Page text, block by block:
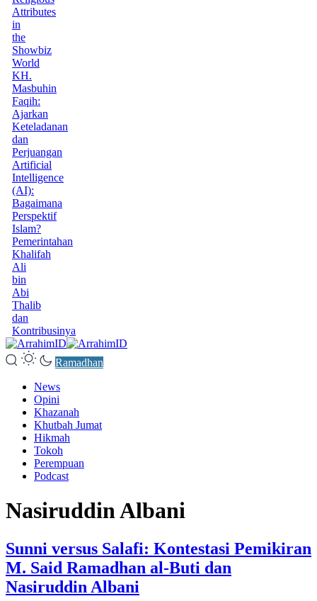
Attributes
in
the
Showbiz
World
KH.
Masbuhin
Faqih:
Ajarkan
Keteladanan
dan
Perjuangan
Artificial
Intelligence
(AI):
Bagaimana
Perspektif
Islam?
Pemerintahan
Khalifah
Ali
bin
Abi
Thalib
dan
Kontribusinya
Ramadhan
News
Opini
Khazanah
Khutbah Jumat
Hikmah
Tokoh
Perempuan
Podcast
Nasiruddin Albani
Sunni versus Salafi: Kontestasi Pemikiran
M. Said Ramadhan al-Buti dan
Nasiruddin Albani